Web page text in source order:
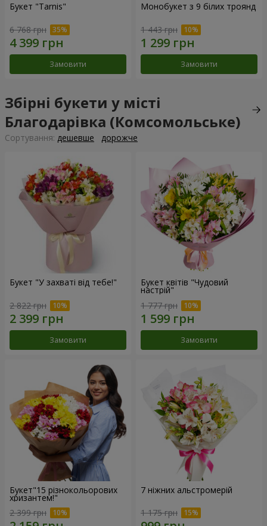
Букет "Tarnis"
6 768 грн
Замовити
Монобукет з 9 білих троянд
1 443 грн
Замовити
Збірні букети у місті
Благодарівка (Комсомольське)
Сортування: дешевше дорожче
Букет "У захваті від тебе!"
2 822 грн
Замовити
Букет квітів "Чудовий
настрій"
1 777 грн
Замовити
Букет"15 різнокольорових
хризантем!"
2 399 грн
7 ніжних альстромерій
1 175 грн